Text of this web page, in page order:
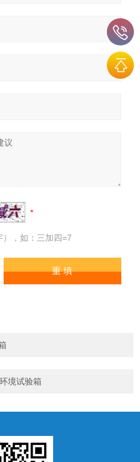
，如：三加四=7
境试验箱